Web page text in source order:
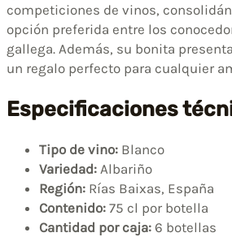
competiciones de vinos,
opción preferida entre los
gallega. Además, su bonita
un regalo perfecto para cualquier
Especificaciones
Tipo de vino: Blanco
Variedad: Albariño
Región: Rías Baixas, España
Contenido: 75 cl por botella
Cantidad por caja: 6 botellas